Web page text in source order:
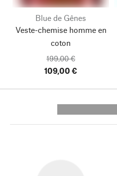
Blue de Gênes
Veste-chemise homme en
coton
199,00 €
109,00 €